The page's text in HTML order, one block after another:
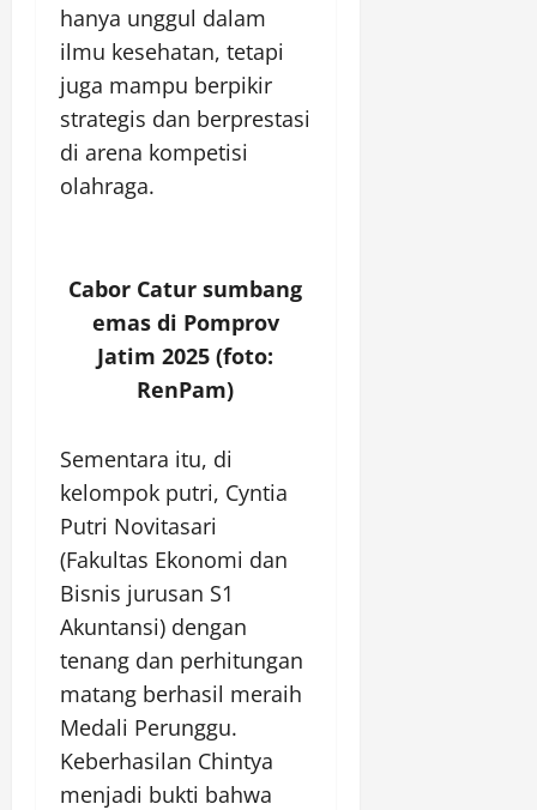
hanya unggul dalam
ilmu kesehatan, tetapi
juga mampu berpikir
strategis dan berprestasi
di arena kompetisi
olahraga.
Cabor Catur sumbang
emas di Pomprov
Jatim 2025 (foto:
RenPam)
Sementara itu, di
kelompok putri, Cyntia
Putri Novitasari
(Fakultas Ekonomi dan
Bisnis jurusan S1
Akuntansi) dengan
tenang dan perhitungan
matang berhasil meraih
Medali Perunggu.
Keberhasilan Chintya
menjadi bukti bahwa